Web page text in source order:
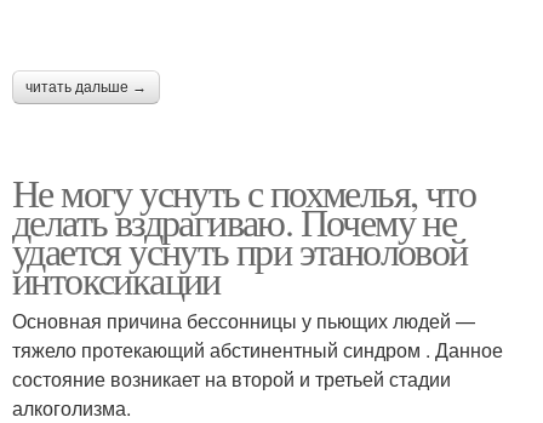
читать дальше →
Не могу уснуть с похмелья, что
делать вздрагиваю. Почему не
удается уснуть при этаноловой
интоксикации
Основная причина бессонницы у пьющих людей —
тяжело протекающий абстинентный синдром . Данное
состояние возникает на второй и третьей стадии
алкоголизма.